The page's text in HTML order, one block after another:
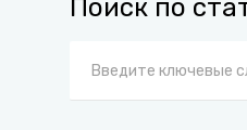
Поиск по